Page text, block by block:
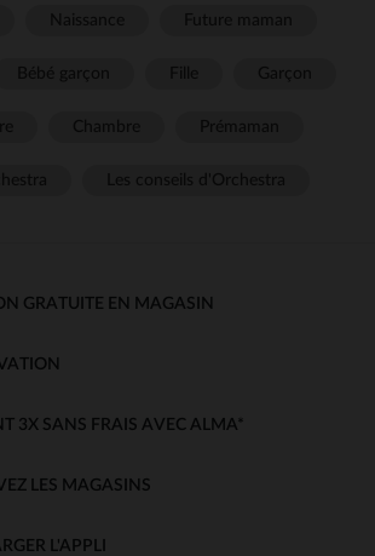
GRATUITE EN MAGASIN
3X SANS FRAIS AVEC ALMA*
LES MAGASINS
L'APPLI